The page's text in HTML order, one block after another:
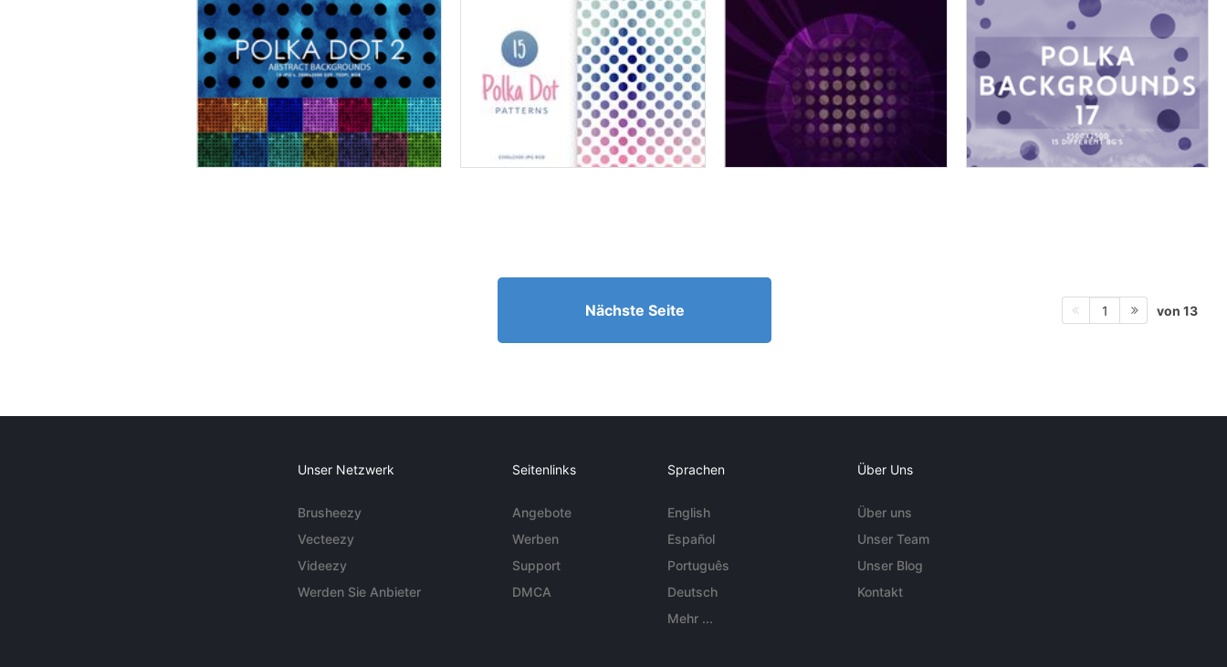
Nächste Seite 1 von 13
Unser Netzwerk
Brusheezy
Vecteezy
Videezy
Werden Sie Anbieter
Seitenlinks
Angebote
Werben
Support
DMCA
Sprachen
English
Español
Português
Deutsch
Mehr ...
Über Uns
Über uns
Unser Team
Unser Blog
Kontakt